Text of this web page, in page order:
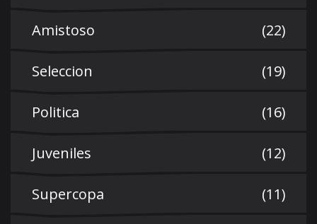
Amistoso (22)
Seleccion (19)
Politica (16)
Juveniles (12)
Supercopa (11)